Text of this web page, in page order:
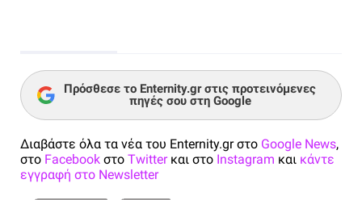
Πρόσθεσε το Enternity.gr στις προτεινόμενες
πηγές σου στη Google
Διαβάστε όλα τα νέα του Enternity.gr στο Google News,
στο Facebook στο Twitterκαι στο Instagram και κάντε
εγγραφή στο Newsletter